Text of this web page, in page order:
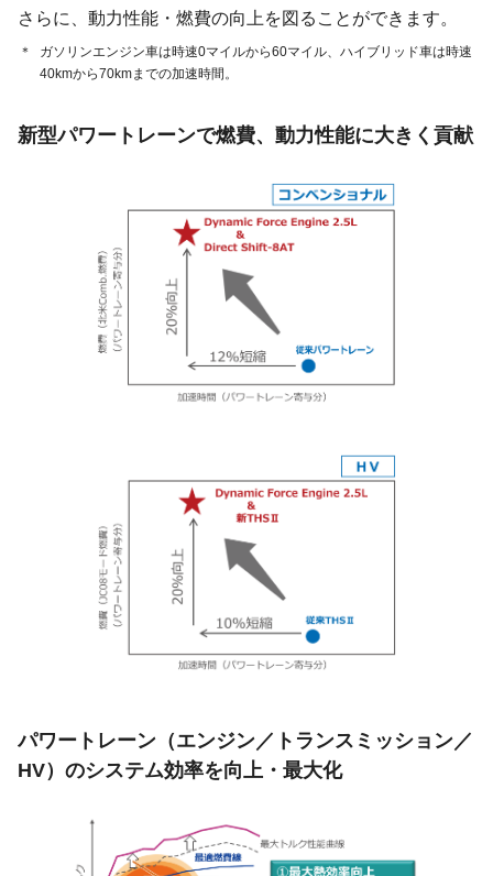
さらに、動力性能・燃費の向上を図ることができます。
＊
ガソリンエンジン車は時速0マイルから60マイル、ハイブリッド車は時速
40kmから70kmまでの加速時間。
新型パワートレーンで燃費、動力性能に大きく貢献
パワートレーン（エンジン／トランスミッション／
HV）のシステム効率を向上・最大化